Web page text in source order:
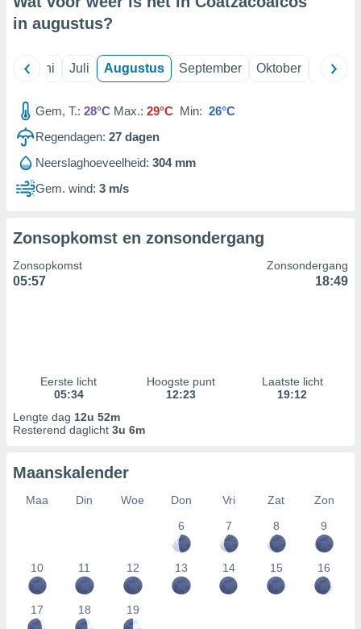
in augustus?
Juni Juli Augustus September Oktober
Gem, T.: 28°C Max.: 29°C Min: 26°C
Regendagen: 27 dagen
Neerslaghoeveelheid: 304 mm
Gem. wind: 3 m/s
Zonsopkomst en zonsondergang
Zonsopkomst
05:57
Zonsondergang
18:49
Eerste licht
05:34
Hoogste punt
12:23
Laatste licht
19:12
Lengte dag 12u 52m
Resterend daglicht 3u 6m
Maanskalender
Maa Din Woe Don Vri Zat
Zon
6
7 8 9
10 11 12 13 14 15 16
17 18 19